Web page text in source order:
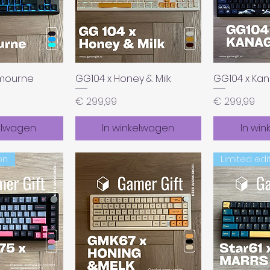
GG104 x Honey & Milk
Prijs
€ 299,99
In winkelwagen
GG104 x
Prijs
€ 299,99
In
Limited